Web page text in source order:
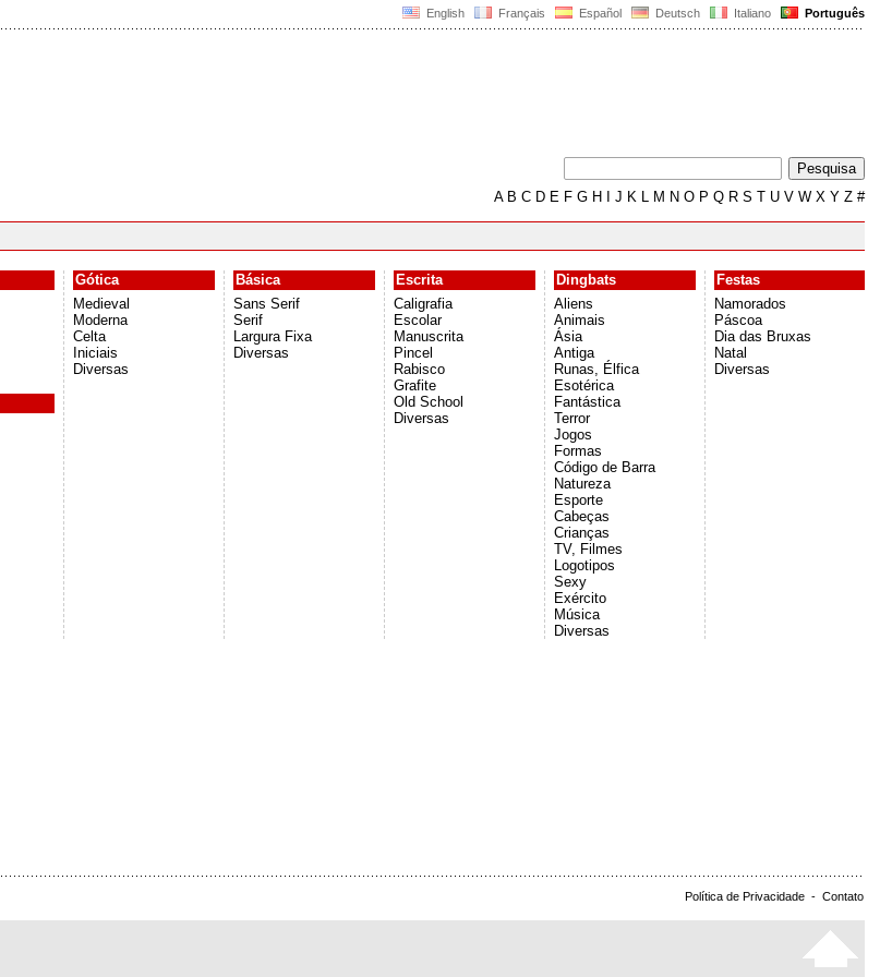
English Français Español Deutsch Italiano Português
AB C D E F G H J K L M N O P Q R S T U V W X Y Z #
Gótica
Medieval
Moderna
Celta
Iniciais
Diversas
Básica
Sans Serif
Serif
Largura Fixa
Diversas
Escrita
Caligrafia
Escolar
Manuscrita
Pincel
Rabisco
Grafite
Old School
Diversas
Dingbats
Aliens
Animais
Ásia
Antiga
Runas, Élfica
Esotérica
Fantástica
Terror
Jogos
Formas
Código de Barra
Natureza
Esporte
Cabeças
Crianças
TV, Filmes
Logotipos
Sexy
Exército
Música
Diversas
Festas
Namorados
Páscoa
Dia das Bruxas
Natal
Diversas
Política de Privacidade - Contato